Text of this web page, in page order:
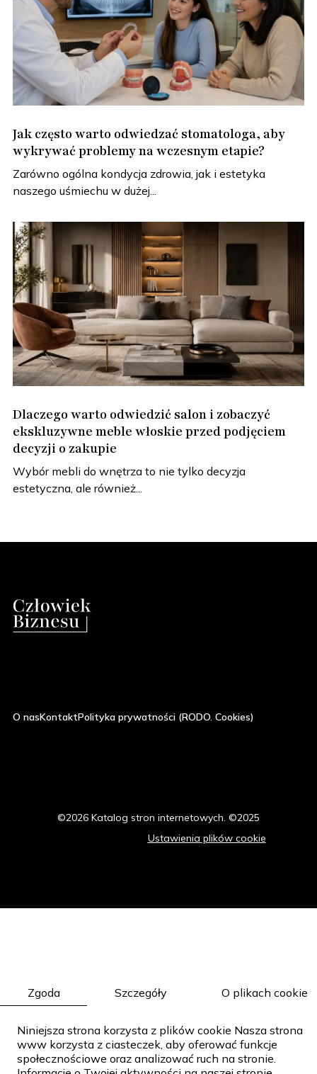
Jak często warto odwiedzać stomatologa, aby
wykrywać problemy na wczesnym etapie?
Zarówno ogólna kondycja zdrowia, jak i estetyka
naszego uśmiechu w dużej...
Dlaczego warto odwiedzić salon i zobaczyć
ekskluzywne meble włoskie przed podjęciem
decyzji o zakupie
Wybór mebli do wnętrza to nie tylko decyzja
estetyczna, ale również...
O nasKontaktPolityka prywatności (RODO. Cookies)
©2026 Katalog stron internetowych. ©2025
Ustawienia plików cookie
Zgoda Szczegóły O plikach cookie
Niniejsza strona korzysta z plików cookie Nasza strona
www korzysta z ciasteczek, aby oferować funkcje
społecznościowe oraz analizować ruch na stronie.